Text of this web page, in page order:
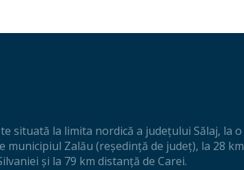
situată la limita nordică a judeţului Sălaj, la o
municipiul Zalău (reşedinţă de judeţ), la 28 km
şi la 79 km distanţă de Carei.